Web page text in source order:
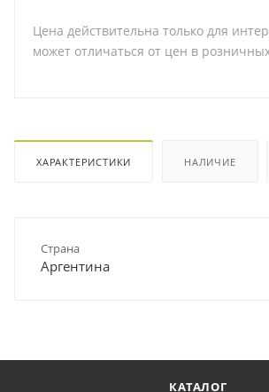
Цена действительна только для
может отличаться от цен в
ХАРАКТЕРИСТИКИ НАЛИЧИЕ
Страна
Аргентина
КАТАЛОГ